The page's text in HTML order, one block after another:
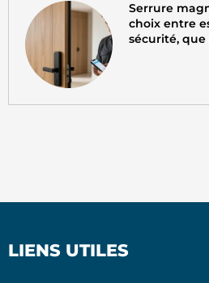
Serrure
choix entre
sécurité,
LIENS UTILES